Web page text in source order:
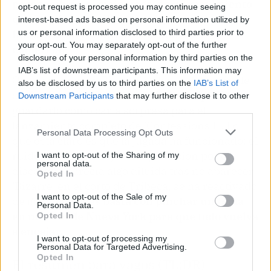
opt-out request is processed you may continue seeing
interest-based ads based on personal information utilized by
us or personal information disclosed to third parties prior to
your opt-out. You may separately opt-out of the further
disclosure of your personal information by third parties on the
IAB’s list of downstream participants. This information may
also be disclosed by us to third parties on the IAB’s List of
Downstream Participants that may further disclose it to other
Personal Data Processing Opt Outs
I want to opt-out of the Sharing of my
personal data.
Opted In
I want to opt-out of the Sale of my
Personal Data.
Opted In
I want to opt-out of processing my
Personal Data for Targeted Advertising.
Opted In
pero también el mainstage, es un movimiento
que puede reconciliarla con parte de su base
histórica sin renunciar a la ambición
comercial.
Queda por ver si 'Bizarre' se lanza como single
oficial antes del álbum o si Madonna prefiere
guardarlo como carta sorpresa para el
que está claro es que la jugada ha funcionado: el
ruido ya está hecho, y la expectación por el
disco, que parecía algo diluida tras no aparecer
de golpe.A veces basta con pinchar un tema
en un club de Nueva York para que todo vuelva
El resumen para vagos (TL;DR)